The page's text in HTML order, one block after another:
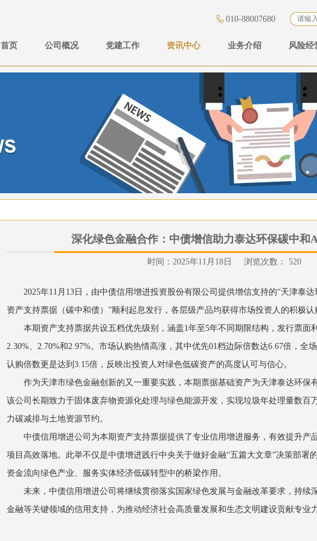
首页 公司概况 党建工作 资讯中心 业务介绍 风险经
010-88007680
深化绿色金融合作：中债增信助力泰达环保碳中和
时间：2025年11月18日 浏览次数： 520
2025年11月13 日，由中债信用增进投资股份有限公司提供增信支持的“天津泰
资产支持票据（碳中和债）”顺利起息发行，各层级产品均获得市场投资人的积极认
本期资产支持票据共设五档优先级别，涵盖1年至5年不同期限结构，发行票面
2.30%、2.70%和2.97%。市场认购热情高涨，其中优先01档边际倍数达6.67倍，全
认购倍数更是达到3.15倍，反映出投资人对绿色低碳资产的高度认可与信心。
作为天津市绿色金融创新的又一重要实践，本期票据基础资产为天津泰达环保
该公司长期致力于固体废弃物资源化处理与绿色能源开发，实现垃圾年处理量数百
力碳减排与土地资源节约。
中债信用增进公司为本期资产支持票据提供了专业信用增进服务，有效提升产
项目高效落地。此举不仅是中债增进践行中央关于做好金融“五篇大文章”决策部署
资金流向绿色产业、服务实体经济低碳转型中的桥梁作用。
未来，中债信用增进公司将继续贯彻落实国家绿色发展与金融改革要求，持续
金融等关键领域的信用支持，为推动经济社会高质量发展和生态文明建设贡献专业力